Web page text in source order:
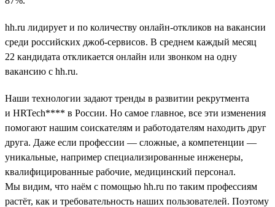
hh.ru лидирует и по количеству онлайн-откликов на вакансии
среди российских джоб-сервисов. В среднем каждый месяц
22 кандидата откликается онлайн или звонком на одну
вакансию с hh.ru.
Наши технологии задают тренды в развитии рекрутмента
и HRTech**** в России. Но самое главное, все эти изменения
помогают нашим соискателям и работодателям находить друг
друга. Даже если профессии — сложные, а компетенции —
уникальные, например специализированные инженеры,
квалифицированные рабочие, медицинский персонал.
Мы видим, что наём с помощью hh.ru по таким профессиям
растёт, как и требовательность наших пользователей. Поэтому